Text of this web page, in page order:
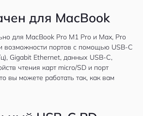
для MacBook
для MacBook Pro M1 Pro и Max, Pro
возможности портов с помощью USB-C
Gigabit Ethernet, данных USB-C,
чтения карт micro/SD и порт
вы можете работать так, как вам